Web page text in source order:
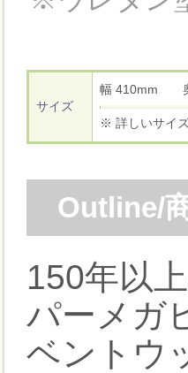
サイズ
幅 410mm
※ 詳しいサイズ
Outline/
150年以
パーメガ
ベントウ